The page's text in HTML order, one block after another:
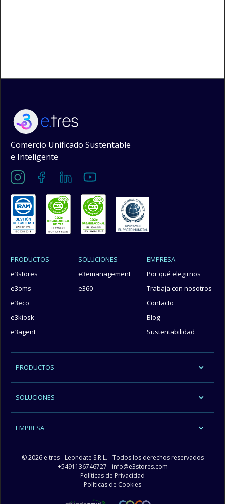
Comercio Unificado Sustentable
e Inteligente
PRODUCTOS
e3stores
e3oms
e3eco
e3kiosk
e3agent
SOLUCIONES
e3emanagement
e360
EMPRESA
Por qué elegirnos
Trabaja con nosotros
Contacto
Blog
Sustentabilidad
PRODUCTOS
SOLUCIONES
EMPRESA
© 2026 e.tres - Leondate S.R.L. - Todos los derechos reservados
+5491136746727 - info@e3stores.com
Políticas de Privacidad
Políticas de Cookies